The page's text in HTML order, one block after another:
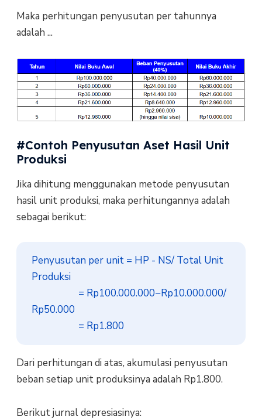
Maka perhitungan penyusutan per tahunnya
adalah ...
#Contoh Penyusutan Aset Hasil Unit
Produksi
Jika dihitung menggunakan metode penyusutan
hasil unit produksi, maka perhitungannya adalah
sebagai berikut:
Penyusutan per unit = HP - NS​/ Total Unit
Produksi
Rp50.000
​                    = Rp1.800
Dari perhitungan di atas, akumulasi penyusutan
beban setiap unit produksinya adalah Rp1.800.
Berikut jurnal depresiasinya: